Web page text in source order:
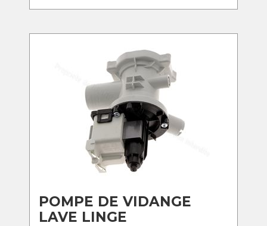
POMPE DE VIDANGE
LAVE LINGE